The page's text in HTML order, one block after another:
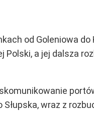
od Goleniowa
a jej dalsza
wraz z